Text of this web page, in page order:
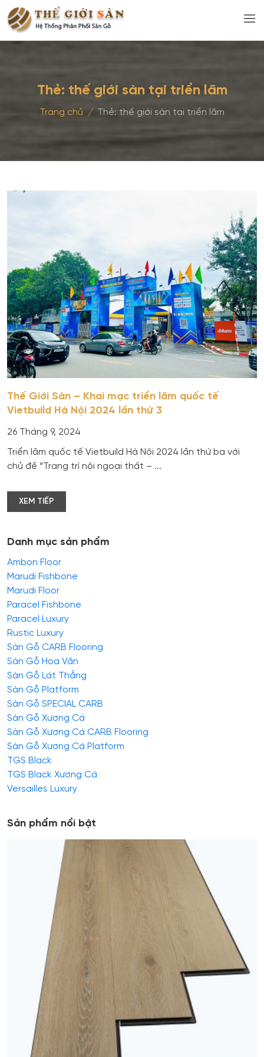
Thẻ: thế giới sàn tại triển lãm
Trang chủ / Thẻ: thế giới sàn tại triển lãm
Thế Giới Sàn – Khai mạc triển lãm quốc tế
Vietbuild Hà Nội 2024 lần thứ 3
26 Tháng 9, 2024
Triển lãm quốc tế Vietbuild Hà Nội 2024 lần thứ ba với
chủ đề “Trang trí nội ngoại thất – ...
XEM TIẾP
Danh mục sản phẩm
Ambon Floor
Marudi Fishbone
Marudi Floor
Paracel Fishbone
Paracel Luxury
Rustic Luxury
Sàn Gỗ CARB Flooring
Sàn Gỗ Hoa Văn
Sàn Gỗ Lát Thẳng
Sàn Gỗ Platform
Sàn Gỗ SPECIAL CARB
Sàn Gỗ Xương Cá
Sàn Gỗ Xương Cá CARB Flooring
Sàn Gỗ Xương Cá Platform
TGS Black
TGS Black Xương Cá
Versailles Luxury
Sản phẩm nổi bật